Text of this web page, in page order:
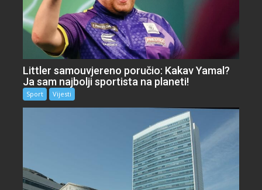
Littler samouvjereno poručio: Kakav Yamal?
Ja sam najbolji sportista na planeti!
Sport Vijesti